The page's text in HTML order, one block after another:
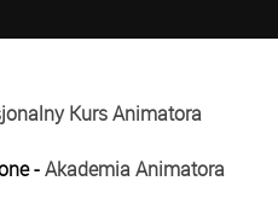
Kurs Animatora
-Akademia Animatora